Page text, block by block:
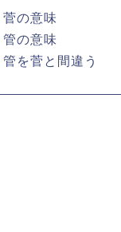
菅の意味
管の意味
管を菅と間違う